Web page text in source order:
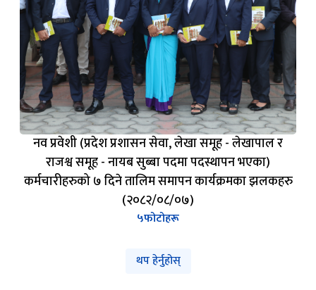
नव प्रवेशी (प्रदेश प्रशासन सेवा, लेखा समूह - लेखापाल र
राजश्व समूह - नायब सुब्बा पदमा पदस्थापन भएका)
कर्मचारीहरुको ७ दिने तालिम समापन कार्यक्रमका झलकहरु
(२०८२/०८/०७)
५फोटोहरू
थप हेर्नुहोस्